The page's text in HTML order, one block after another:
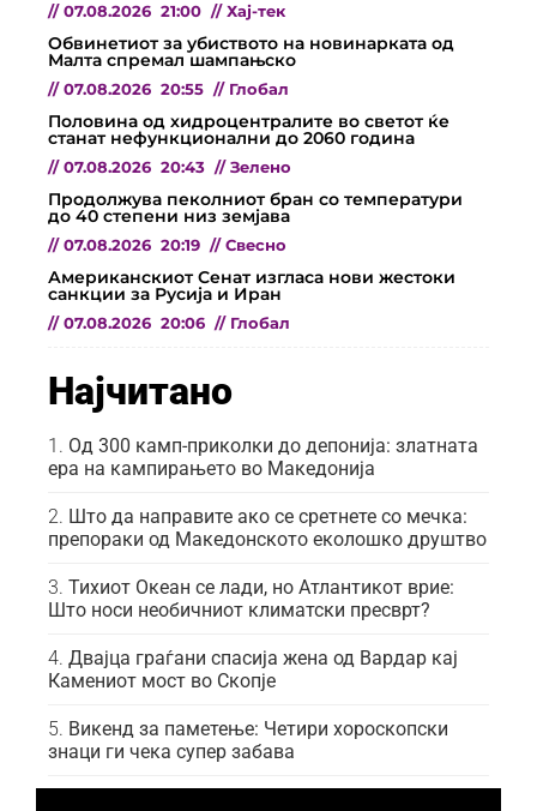
// 07.08.2026 21:00 // Хај-тек
Обвинетиот за убиството на новинарката од
Малта спремал шампањско
// 07.08.2026 20:55 // Глобал
Половина од хидроцентралите во светот ќе
станат нефункционални до 2060 година
// 07.08.2026 20:43 // Зелено
Продолжува пеколниот бран со температури
до 40 степени низ земјава
// 07.08.2026 20:19 // Свесно
Американскиот Сенат изгласа нови жестоки
санкции за Русија и Иран
// 07.08.2026 20:06 // Глобал
Најчитано
Од 300 камп-приколки до депонија: златната
ера на кампирањето во Македонија
Што да направите ако се сретнете со мечка:
препораки од Македонското еколошко друштво
Тихиот Океан се лади, но Атлантикот врие:
Што носи необичниот климатски пресврт?
Двајца граѓани спасија жена од Вардар кај
Камениот мост во Скопје
Викенд за паметење: Четири хороскопски
знаци ги чека супер забава